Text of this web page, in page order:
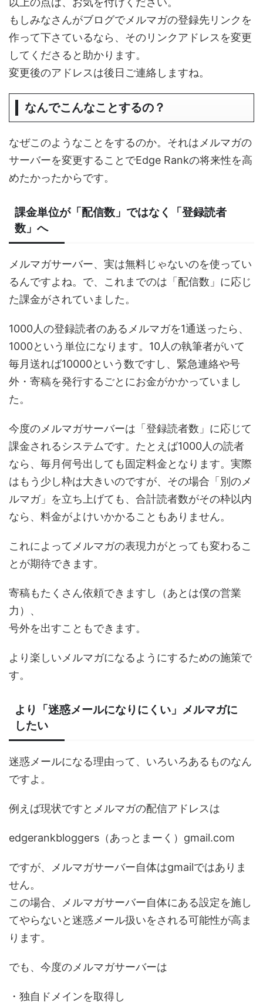
もしみなさんがブログでメルマガの登録先リンクを
作って下さているなら、そのリンクアドレスを変更
してくださると助かります。
変更後のアドレスは後日ご連絡しますね。
なんでこんなことするの？
なぜこのようなことをするのか。それはメルマガの
サーバーを変更することでEdge Rankの将来性を高
めたかったからです。
課金単位が「配信数」ではなく「登録読者
数」へ
メルマガサーバー、実は無料じゃないのを使ってい
るんですよね。で、これまでのは「配信数」に応じ
た課金がされていました。
1000人の登録読者のあるメルマガを1通送ったら、
1000という単位になります。10人の執筆者がいて
毎月送れば10000という数ですし、緊急連絡や号
外・寄稿を発行するごとにお金がかかっていまし
た。
今度のメルマガサーバーは「登録読者数」に応じて
課金されるシステムです。たとえば1000人の読者
なら、毎月何号出しても固定料金となります。実際
はもう少し枠は大きいのですが、その場合「別のメ
ルマガ」を立ち上げても、合計読者数がその枠以内
なら、料金がよけいかかることもありません。
これによってメルマガの表現力がとっても変わるこ
とが期待できます。
寄稿もたくさん依頼できますし（あとは僕の営業
力）、
号外を出すこともできます。
より楽しいメルマガになるようにするための施策で
す。
より「迷惑メールになりにくい」メルマガに
したい
迷惑メールになる理由って、いろいろあるものなん
ですよ。
例えば現状ですとメルマガの配信アドレスは
edgerankbloggers（あっとまーく）gmail.com
ですが、メルマガサーバー自体はgmailではありま
せん。
この場合、メルマガサーバー自体にある設定を施し
てやらないと迷惑メール扱いをされる可能性が高ま
ります。
でも、今度のメルマガサーバーは
・独自ドメインを取得し